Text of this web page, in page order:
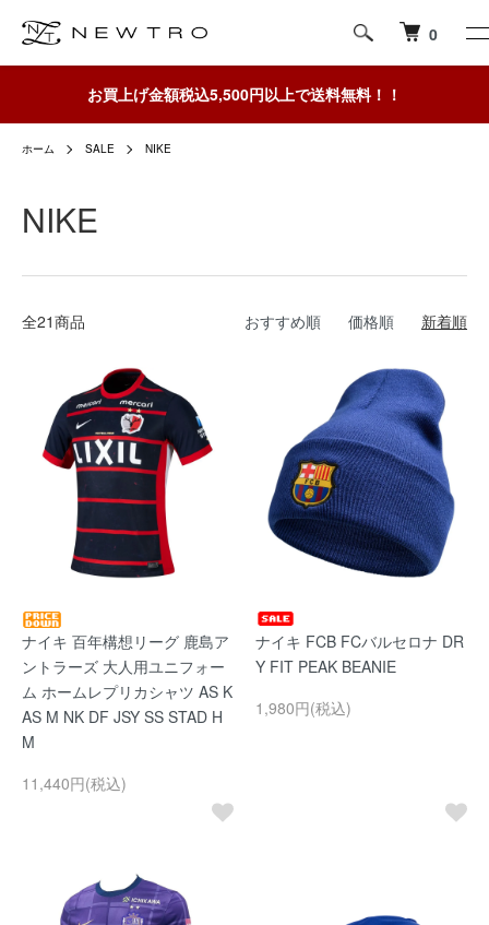
0
お買上げ金額税込5,500円以上で送料無料！！
ホーム SALE NIKE
NIKE
全21商品 おすすめ順 価格順 新着順
ナイキ 百年構想リーグ 鹿島ア
ントラーズ 大人用ユニフォー
ム ホームレプリカシャツ AS K
AS M NK DF JSY SS STAD H
M
11,440円(税込)
ナイキ FCB FCバルセロナ DR
Y FIT PEAK BEANIE
1,980円(税込)